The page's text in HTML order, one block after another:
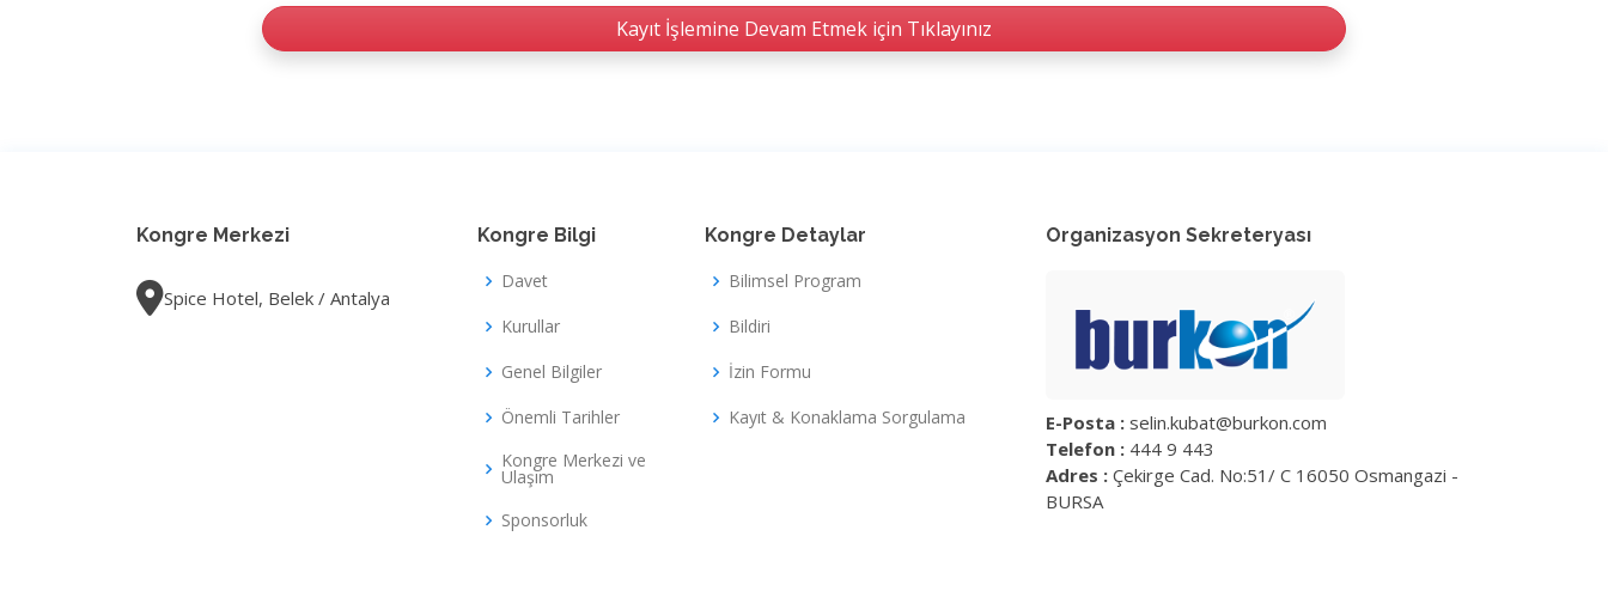
Kayıt İşlemine Devam Etmek için Tıklayınız
Kongre Merkezi
Spice Hotel, Belek / Antalya
Kongre Bilgi
Davet
Kurullar
Genel Bilgiler
Önemli Tarihler
Kongre Merkezi ve
Ulaşım
Sponsorluk
Kongre Detaylar
Bilimsel Program
Bildiri
İzin Formu
Kayıt & Konaklama Sorgulama
Organizasyon Sekreteryası
E-Posta : selin.kubat@burkon.com
Telefon : 444 9 443
Adres : Çekirge Cad. No:51/ C 16050 Osmangazi -
BURSA